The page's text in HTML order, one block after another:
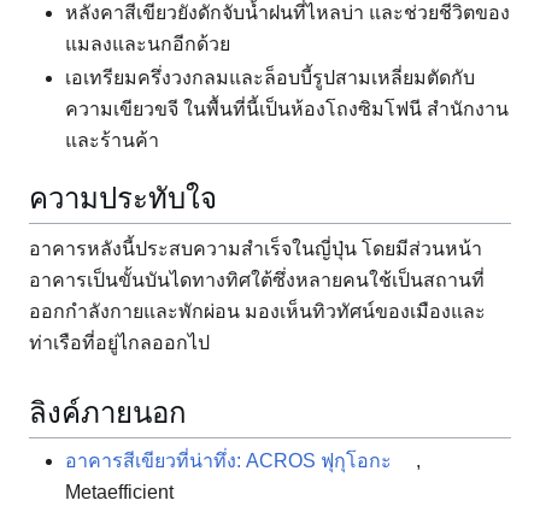
หลังคาสีเขียวยังดักจับน้ำฝนที่ไหลบ่า และช่วยชีวิตของ
แมลงและนกอีกด้วย
เอเทรียมครึ่งวงกลมและล็อบบี้รูปสามเหลี่ยมตัดกับ
ความเขียวขจี ในพื้นที่นี้เป็นห้องโถงซิมโฟนี สำนักงาน
และร้านค้า
ความประทับใจ
อาคารหลังนี้ประสบความสำเร็จในญี่ปุ่น โดยมีส่วนหน้า
อาคารเป็นขั้นบันไดทางทิศใต้ซึ่งหลายคนใช้เป็นสถานที่
ออกกำลังกายและพักผ่อน มองเห็นทิวทัศน์ของเมืองและ
ท่าเรือที่อยู่ไกลออกไป
ลิงค์ภายนอก
อาคารสีเขียวที่น่าทึ่ง: ACROS ฟุกุโอกะ
,
Metaefficient